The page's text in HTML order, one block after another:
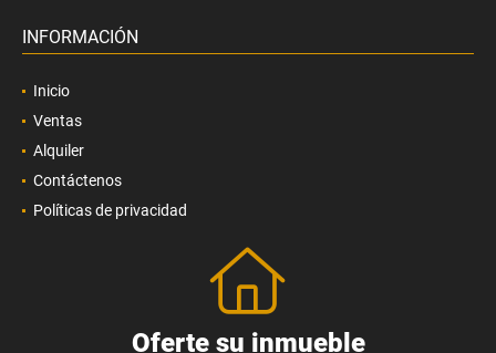
INFORMACIÓN
Inicio
Ventas
Alquiler
Contáctenos
Políticas de privacidad
Oferte su inmueble